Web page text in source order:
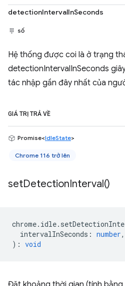
detectionIntervalInSeconds
số
Hệ thống được coi là ở trạng
detectionIntervalInSeconds
tác nhập gần đây nhất của
GIÁ TRỊ TRẢ VỀ
Promise<IdleState>
Chrome 116 trở lên
setDetectionInterval()
chrome. idle.
intervalInSeconds : number,
) : void